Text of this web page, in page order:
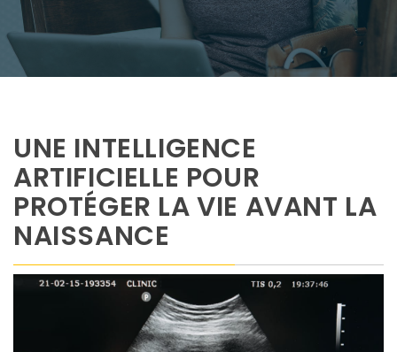
UNE INTELLIGENCE
ARTIFICIELLE POUR
PROTÉGER LA VIE AVANT LA
NAISSANCE